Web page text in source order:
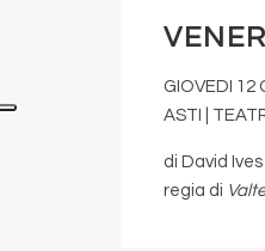
GIOVEDI 12
ASTI |
di David Ives
regia di